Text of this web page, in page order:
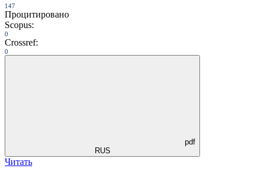
147
Процитировано
Scopus:
0
Crossref:
0
pdf
RUS
Читать